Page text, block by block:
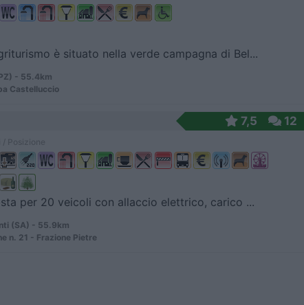
è situato nella verde campagna di Bel...
- 55.4km
Castelluccio
7,5 12
per 20 veicoli con allaccio elettrico, carico ...
(SA) - 55.9km
n. 21 - Frazione Pietre